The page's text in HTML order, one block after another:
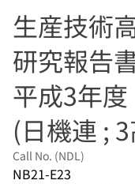
生産技術
研究報告
平成3年度
(日機連 ;
Call No. (NDL)
NB21-E23